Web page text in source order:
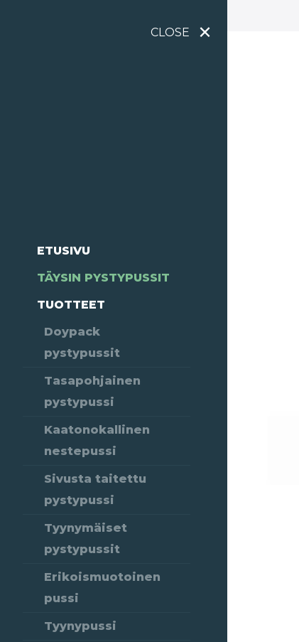
CLOSE ×
ETUSIVU
TÄYSIN PYSTYPUSSIT
TUOTTEET
Doypack
pystypussit
Tasapohjainen
pystypussi
Kaatonokallinen
nestepussi
Sivusta taitettu
pystypussi
Tyynymäiset
pystypussit
Erikoismuotoinen
pussi
Tyynypussi